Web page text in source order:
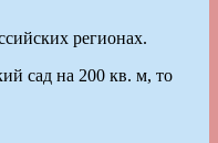
регионах.
сад на 200 кв. м, то